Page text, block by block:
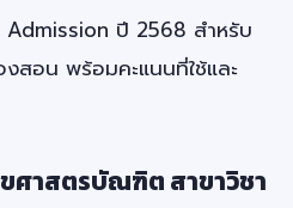
ปี 2568 สำหรับ
สอน พร้อมคะแนนที่ใช้และ
ศาสตรบัณฑิต สาขาวิชา